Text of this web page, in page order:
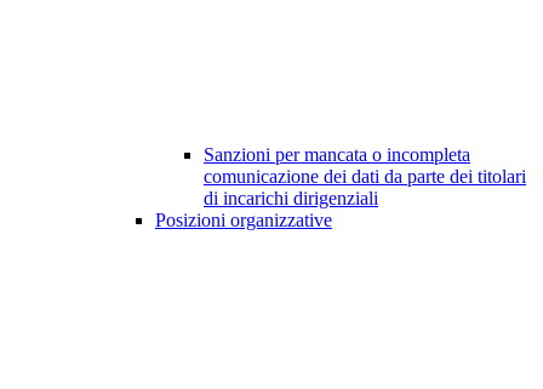
Sanzioni per mancata o incompleta
comunicazione dei dati da parte dei titolari
di incarichi dirigenziali
Posizioni organizzative